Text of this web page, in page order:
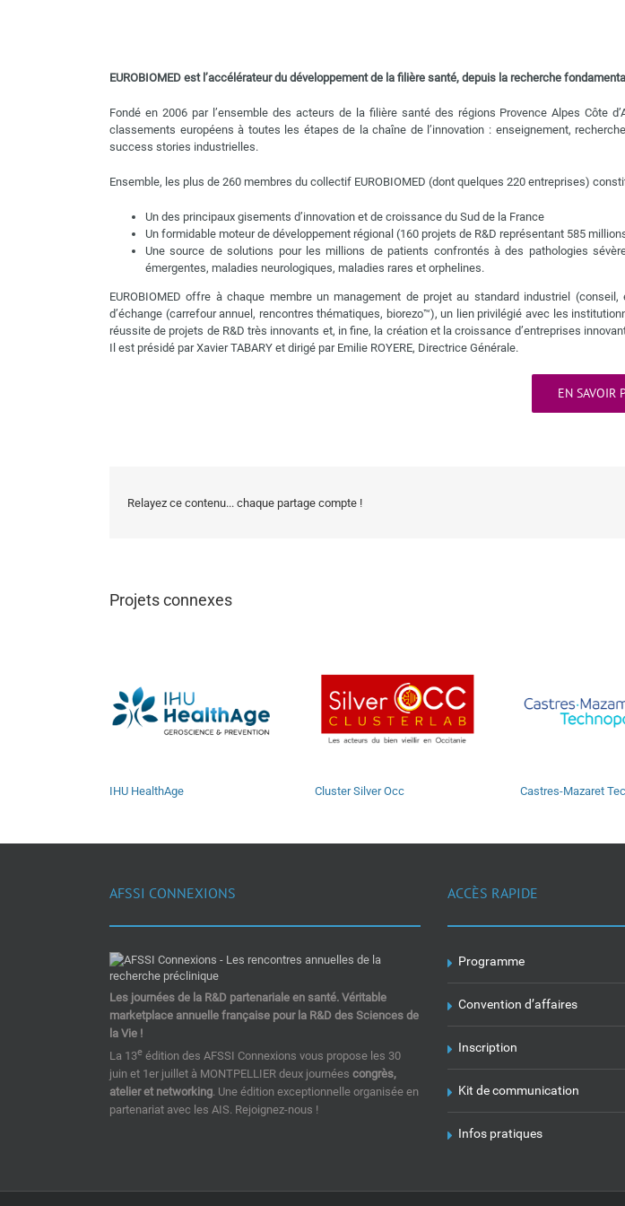
EUROBIOMED est l’accélérateur du développement de la filière santé, depuis la recherche
Fondé en 2006 par l’ensemble des acteurs de la filière santé des régions Provence Alpes Côte
classements européens à toutes les étapes de la chaîne de l’innovation : enseignement,
success stories industrielles.
Ensemble, les plus de 260 membres du collectif EUROBIOMED (dont quelques 220 entreprises)
Un des principaux gisements d’innovation et de croissance du Sud de la France
Un formidable moteur de développement régional (160 projets de R&D représentant 585
Une source de solutions pour les millions de patients confrontés à des pathologies
émergentes, maladies neurologiques, maladies rares et orphelines.
EUROBIOMED offre à chaque membre un management de projet au standard industriel
d’échange (carrefour annuel, rencontres thématiques, biorezo™), un lien privilégié avec les
réussite de projets de R&D très innovants et, in fine, la création et la croissance d’entreprises
Il est présidé par Xavier TABARY et dirigé par Emilie ROYERE, Directrice Générale.
EN SAVOIR
Relayez ce contenu... chaque partage compte !
Projets connexes
IHU HealthAge Cluster Silver Occ Castres-Mazaret
AFSSI CONNEXIONS
Les journées de la R&D partenariale en santé. Véritable
marketplace annuelle française pour la R&D des Sciences de
la Vie !
La 13e édition des AFSSI Connexions vous propose les 30
juin et 1er juillet à MONTPELLIER deux journées congrès,
atelier et networking. Une édition exceptionnelle organisée en
partenariat avec les AIS. Rejoignez-nous !
ACCÈS RAPIDE
Programme
Convention d’affaires
Inscription
Kit de communication
Infos pratiques